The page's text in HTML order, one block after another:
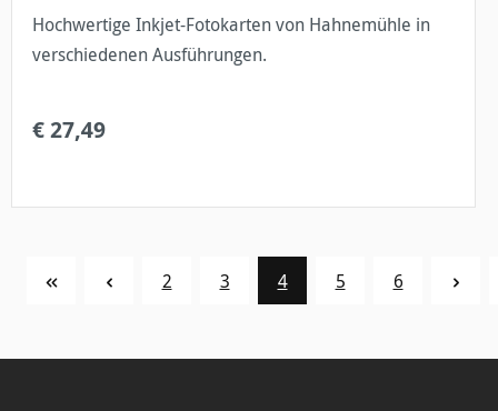
Hochwertige Inkjet-Fotokarten von Hahnemühle in
verschiedenen Ausführungen.
€ 27,49
Seite
2 Seite
3 Seite
4 Seite
5 Seite
6